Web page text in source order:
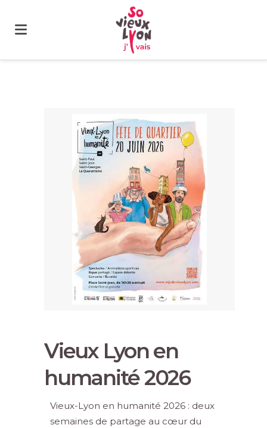
Vieux Lyon en
humanité 2026
Vieux-Lyon en humanité 2026 : deux
semaines de partage au cœur du